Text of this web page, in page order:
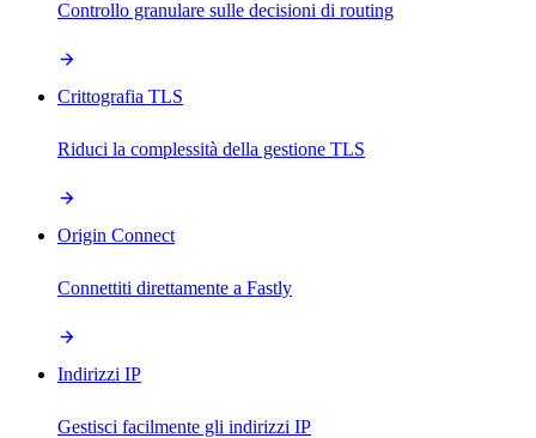
Controllo granulare sulle decisioni di routing
Crittografia TLS
Riduci la complessità della gestione TLS
Origin Connect
Connettiti direttamente a Fastly
Indirizzi IP
Gestisci facilmente gli indirizzi IP